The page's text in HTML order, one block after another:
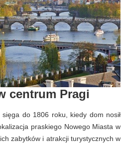
centrum Pragi
do 1806 roku, kiedy dom nosił
praskiego Nowego Miasta w
zabytków i atrakcji turystycznych w